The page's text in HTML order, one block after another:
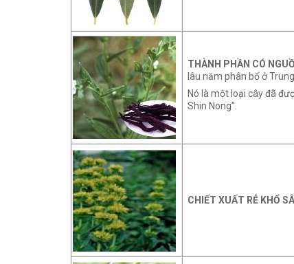
THÀNH PHẦN CÓ
lâu năm phân bố ở
Nó là một loại cây đã
Shin Nong”.
CHIẾT XUẤT RỄ KHỔ